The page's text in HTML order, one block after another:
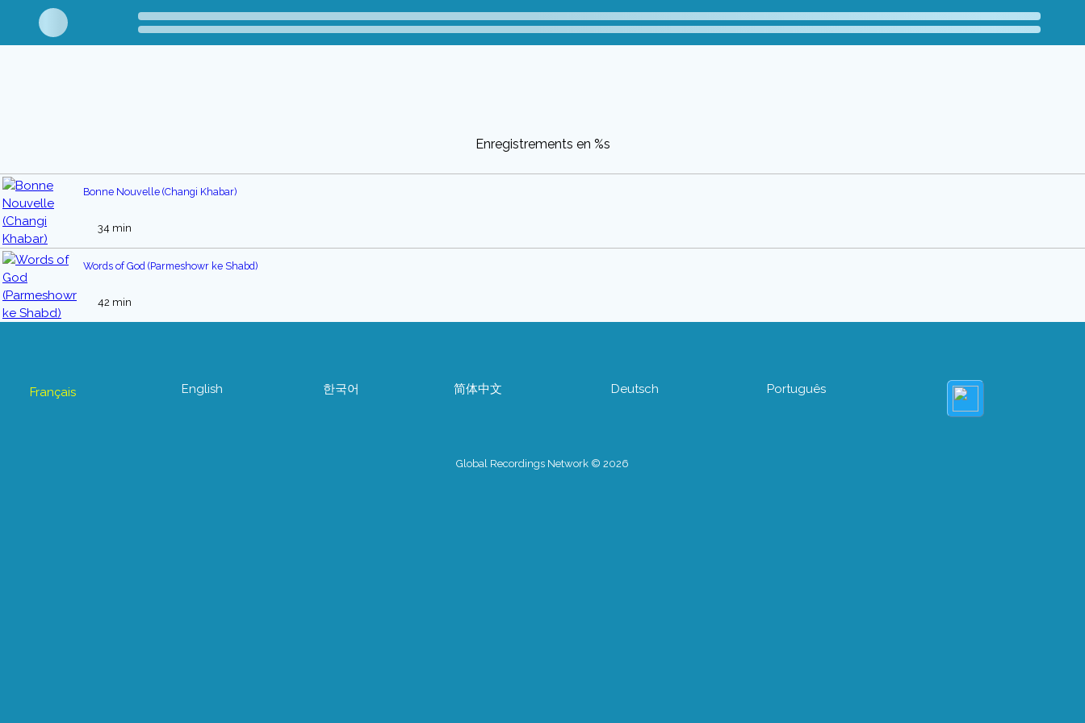
Enregistrements en %s
Bonne Nouvelle (Changi Khabar)
34 min
Words of God (Parmeshowr ke Shabd)
42 min
Français English 한국어 简体中文 Deutsch Português
Global Recordings Network © 2026